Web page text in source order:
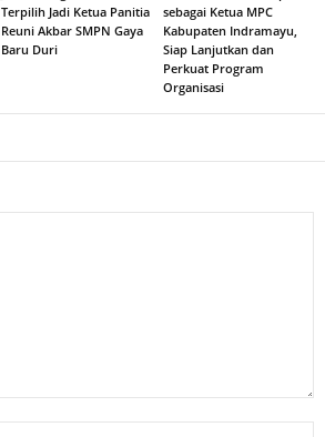
Terpilih Jadi Ketua Panitia
Reuni Akbar SMPN Gaya
Baru Duri
sebagai Ketua MPC
Kabupaten Indramayu,
Siap Lanjutkan dan
Perkuat Program
Organisasi